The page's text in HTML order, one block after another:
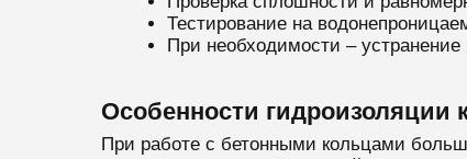
Тестирование на
При необходимости –
Особенности гидроизоляции
При работе с бетонными кольцами